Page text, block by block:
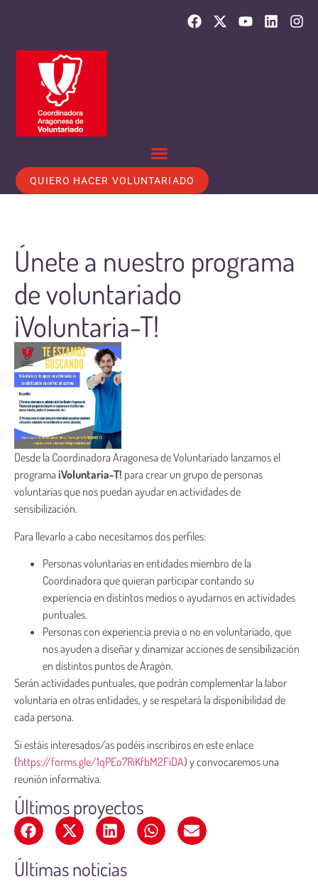
QUIERO HACER VOLUNTARIADO
Únete a nuestro programa
de voluntariado
¡Voluntaria-T!
Desde la Coordinadora Aragonesa de Voluntariado lanzamos el
programa ¡Voluntaria-T! para crear un grupo de personas
voluntarias que nos puedan ayudar en actividades de
sensibilización.
Para llevarlo a cabo necesitamos dos perfiles:
Personas voluntarias en entidades miembro de la
Coordinadora que quieran participar contando su
experiencia en distintos medios o ayudarnos en actividades
puntuales.
Personas con experiencia previa o no en voluntariado, que
nos ayuden a diseñar y dinamizar acciones de sensibilización
en distintos puntos de Aragón.
Serán actividades puntuales, que podrán complementar la labor
voluntaria en otras entidades, y se respetará la disponibilidad de
cada persona.
Si estáis interesados/as podéis inscribiros en este enlace
(https://forms.gle/1qPEo7RiKfbM2FiDA) y convocaremos una
reunión informativa.
Últimos proyectos
Últimas noticias